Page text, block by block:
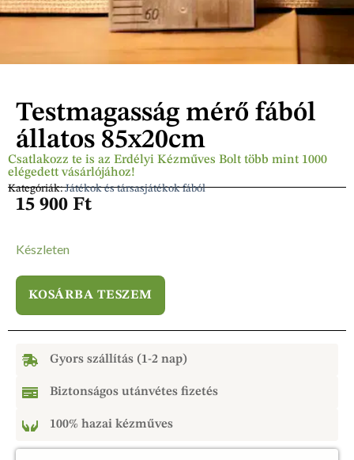
Csatlakozz te is az Erdélyi Kézműves Bolt több mint 1000
elégedett vásárlójához!
Kategóriák:Játékok és társasjátékok fából
Testmagasság mérő fából
állatos 85x20cm
15 900 Ft
Készleten
KOSÁRBA TESZEM
Gyors szállítás (1-2 nap)
Biztonságos utánvétes fizetés
100% hazai kézműves